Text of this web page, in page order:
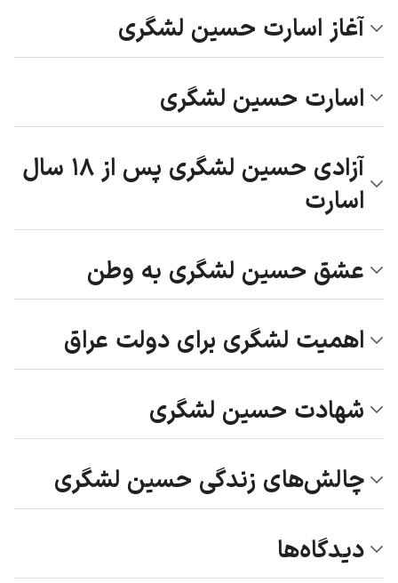
آغاز اسارت حسین لشگری
اسارت حسین لشگری
آزادی حسین لشگری پس از ۱۸ سال
اسارت
عشق حسین لشگری به وطن
اهمیت لشگری برای دولت عراق
شهادت حسین لشگری
چالش‌های زندگی حسین لشگری
دیدگاه‌ها